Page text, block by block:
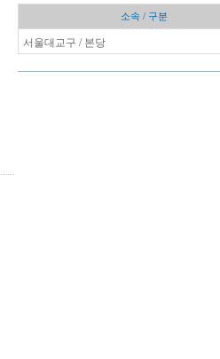
소속 / 구분
서울대교구 / 본당